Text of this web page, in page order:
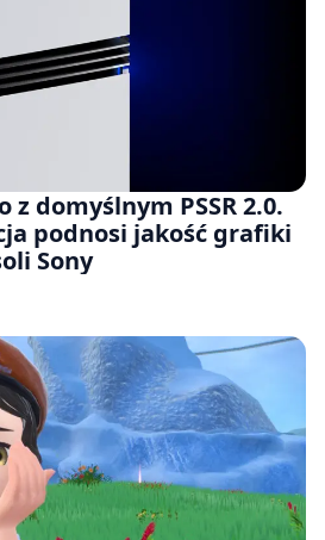
z domyślnym PSSR 2.0.
podnosi jakość grafiki
Sony